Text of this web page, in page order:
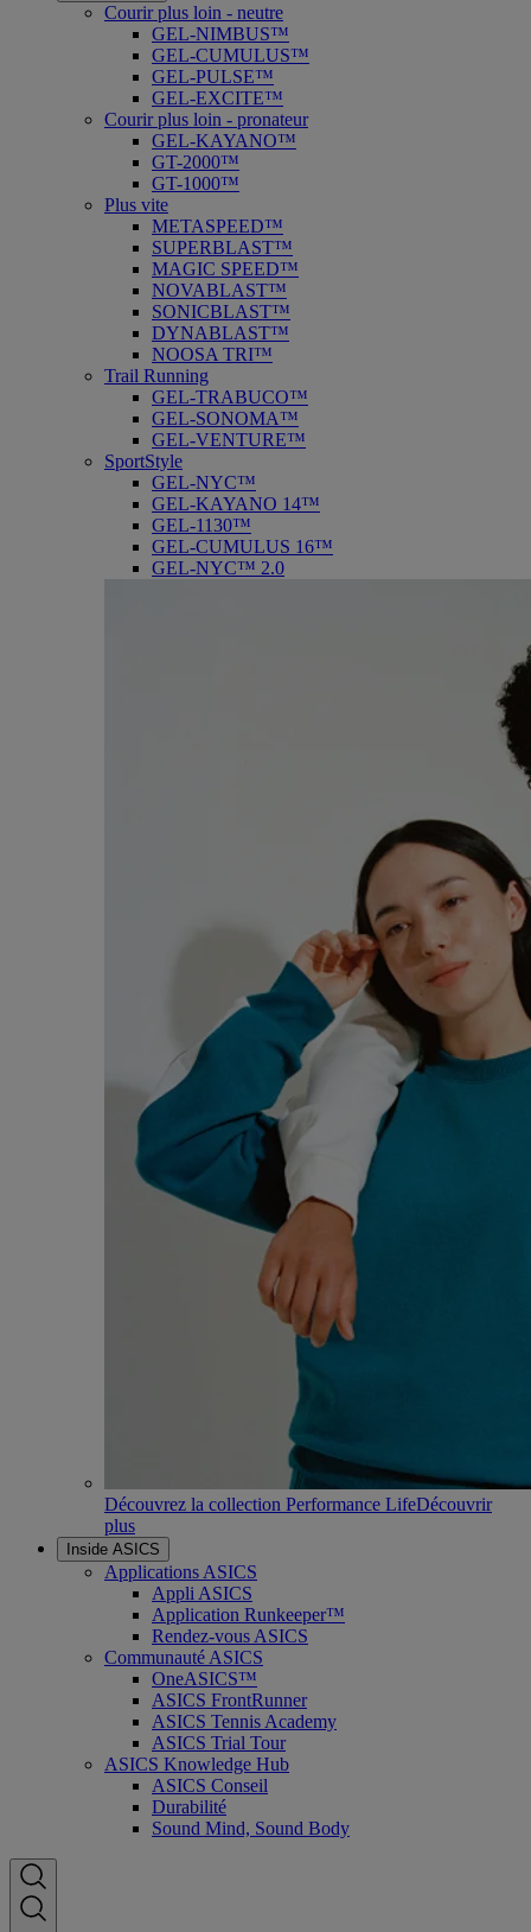
Courir plus loin - neutre
GEL-NIMBUS™
GEL-CUMULUS™
GEL-PULSE™
GEL-EXCITE™
Courir plus loin - pronateur
GEL-KAYANO™
GT-2000™
GT-1000™
Plus vite
METASPEED™
SUPERBLAST™
MAGIC SPEED™
NOVABLAST™
SONICBLAST™
DYNABLAST™
NOOSA TRI™
Trail Running
GEL-TRABUCO™
GEL-SONOMA™
GEL-VENTURE™
SportStyle
GEL-NYC™
GEL-KAYANO 14™
GEL-1130™
GEL-CUMULUS 16™
GEL-NYC™ 2.0
Découvrez la collection Performance LifeDécouvrir
plus
Inside ASICS
Applications ASICS
Appli ASICS
Application Runkeeper™
Rendez-vous ASICS
Communauté ASICS
OneASICS™
ASICS FrontRunner
ASICS Tennis Academy
ASICS Trial Tour
ASICS Knowledge Hub
ASICS Conseil
Durabilité
Sound Mind, Sound Body